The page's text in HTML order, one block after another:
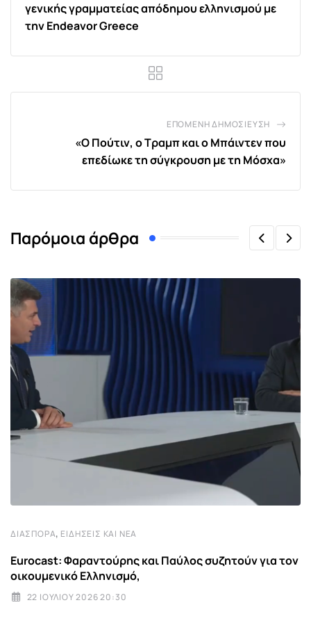
γενικής γραμματείας απόδημου ελληνισμού με
την Endeavor Greece
ΕΠΌΜΕΝΗ ΔΗΜΟΣΊΕΥΣΗ
«Ο Πούτιν, ο Τραμπ και ο Μπάιντεν που
επεδίωκε τη σύγκρουση με τη Μόσχα»
Παρόμοια άρθρα
ΔΙΑΣΠΟΡΆ, ΕΙΔΉΣΕΙΣ ΚΑΙ ΝΈΑ
Eurocast: Φαραντούρης και Παύλος συζητούν για τον
οικουμενικό Ελληνισμό,
22 ΙΟΥΛΊΟΥ 2026 20:30